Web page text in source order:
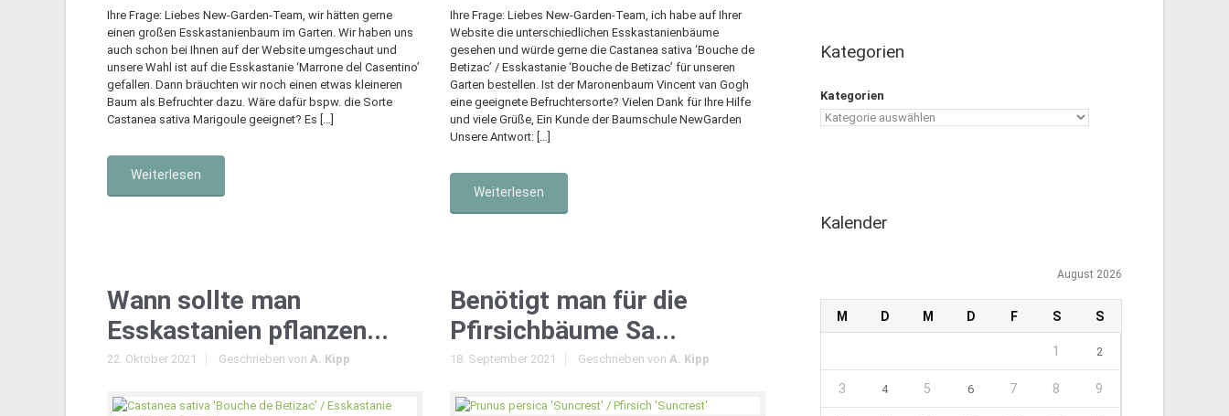
Ihre Frage: Liebes New-Garden-Team, wir hätten gerne
einen großen Esskastanienbaum im Garten. Wir haben uns
auch schon bei Ihnen auf der Website umgeschaut und
unsere Wahl ist auf die Esskastanie ‘Marrone del Casentino’
gefallen. Dann bräuchten wir noch einen etwas kleineren
Baum als Befruchter dazu. Wäre dafür bspw. die Sorte
Castanea sativa Marigoule geeignet? Es […]
Weiterlesen
Ihre Frage: Liebes New-Garden-Team, ich habe auf Ihrer
Website die unterschiedlichen Esskastanienbäume
gesehen und würde gerne die Castanea sativa ‘Bouche de
Betizac’ / Esskastanie ‘Bouche de Betizac’ für unseren
Garten bestellen. Ist der Maronenbaum Vincent van Gogh
eine geeignete Befruchtersorte? Vielen Dank für Ihre Hilfe
und viele Grüße, Ein Kunde der Baumschule NewGarden
Unsere Antwort: […]
Weiterlesen
Wann sollte man
Esskastanien pflanzen...
22. Oktober 2021 Geschrieben von A. Kipp
Benötigt man für die
Pfirsichbäume Sa...
18. September 2021 Geschrieben von A. Kipp
Kategorien
Kategorien
Kalender
August 2026
M D M D F S S
1 2
3 4 5 6 7 8 9